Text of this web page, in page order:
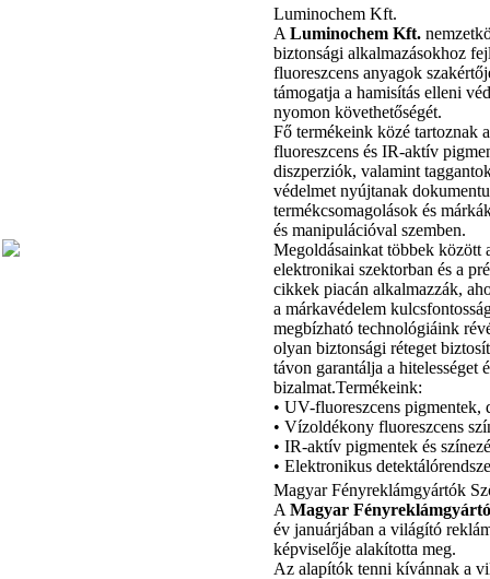
Luminochem Kft.
ALuminochem Kft.
biztonsági alkalmazásokhoz
fluoreszcens anyagok
támogatja a hamisítás elleni
nyomon követhetőségét.
Fő termékeink közé tartoznak
fluoreszcens és IR-aktív
diszperziók, valamint
védelmet nyújtanak
termékcsomagolások és
és manipulációval szemben.
Megoldásainkat többek között
elektronikai szektorban és a
cikkek piacán alkalmazzák,
a márkavédelem
megbízható technológiáink
olyan biztonsági réteget
távon garantálja a hitelességet
bizalmat.Termékeink:
• UV-fluoreszcens pigmentek,
• Vízoldékony fluoreszcens
• IR-aktív pigmentek és
• Elektronikus
Magyar Fényreklámgyártók
AMagyar
év januárjában a világító
képviselője alakította meg.
Az alapítók tenni kívánnak a